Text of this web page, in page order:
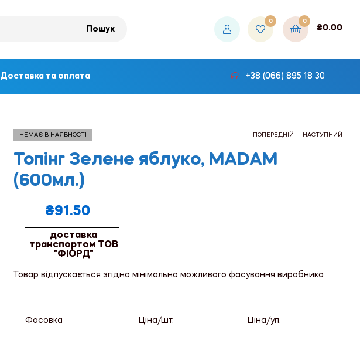
Пошук
0 0
₴0.00
Доставка та оплата +38 (066) 895 18 30
ПОПЕРЕДНІЙ НАСТУПНИЙ
НЕМАЄ В НАЯВНОСТІ
Топінг Зелене яблуко, MADAM
(600мл.)
₴91.50
доставка
транспортом ТОВ
"ФІОРД"
Товар відпускається згідно мінімально можливого фасування виробника
Фасовка Ціна/шт. Ціна/уп.